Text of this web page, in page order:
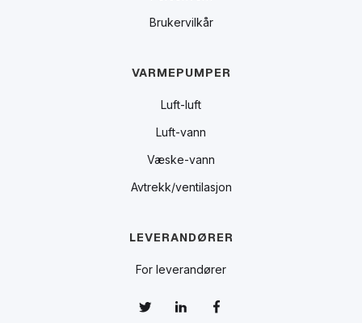
Brukervilkår
VARMEPUMPER
Luft-luft
Luft-vann
Væske-vann
Avtrekk/ventilasjon
LEVERANDØRER
For leverandører